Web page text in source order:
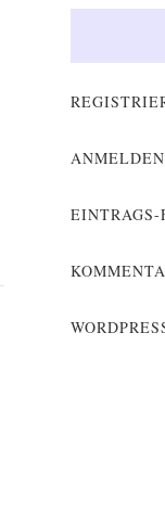
ANMELDEN
EINTRAGS-